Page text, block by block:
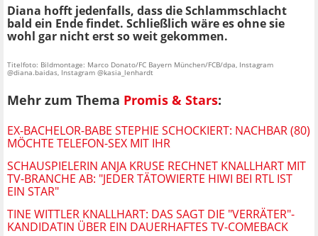
Diana hofft jedenfalls, dass die Schlammschlacht
bald ein Ende findet. Schließlich wäre es ohne sie
wohl gar nicht erst so weit gekommen.
Titelfoto: Bildmontage: Marco Donato/FC Bayern München/FCB/dpa, Instagram
@diana.baidas, Instagram @kasia_lenhardt
Mehr zum Thema Promis & Stars:
EX-BACHELOR-BABE STEPHIE SCHOCKIERT: NACHBAR (80)
MÖCHTE TELEFON-SEX MIT IHR
SCHAUSPIELERIN ANJA KRUSE RECHNET KNALLHART MIT
TV-BRANCHE AB: "JEDER TÄTOWIERTE HIWI BEI RTL IST
EIN STAR"
TINE WITTLER KNALLHART: DAS SAGT DIE "VERRÄTER"-
KANDIDATIN ÜBER EIN DAUERHAFTES TV-COMEBACK